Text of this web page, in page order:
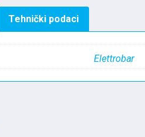
Tehnički podaci
Elettrobar